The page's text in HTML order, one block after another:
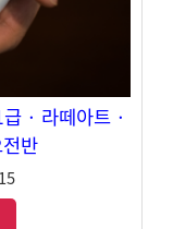
· 라떼아트 ·
반